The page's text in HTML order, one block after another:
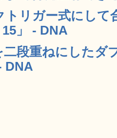
トリガー式にして
」 - DNA
二段重ねにしたダ
DNA